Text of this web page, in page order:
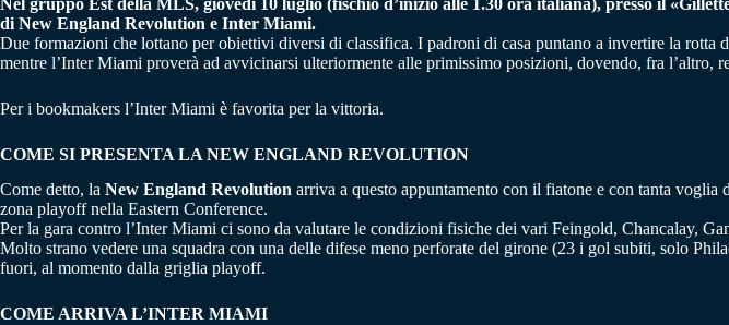
di New England Revolution e Inter Miami.
Due formazioni che lottano per obiettivi diversi di classifica. I padroni di casa puntano a invertire la
mentre l’Inter Miami proverà ad avvicinarsi ulteriormente alle primissimo posizioni, dovendo, fra l’altro,
Per i bookmakers l’Inter Miami è favorita per la vittoria.
COME SI PRESENTA LA NEW ENGLAND REVOLUTION
Come detto, la New England Revolution arriva a questo appuntamento con il fiatone e con tanta
zona playoff nella Eastern Conference.
Per la gara contro l’Inter Miami ci sono da valutare le condizioni fisiche dei vari Feingold, Chancalay,
Molto strano vedere una squadra con una delle difese meno perforate del girone (23 i gol subiti, solo
fuori, al momento dalla griglia playoff.
COME ARRIVA L’INTER MIAMI